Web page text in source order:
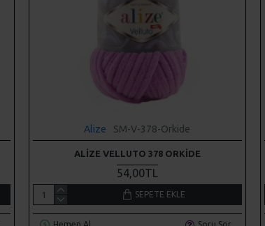
Alize SM-V-378-Orkide
ALIZE VELLUTO 378 ORKIDE
54,00TL
SEPETE EKLE